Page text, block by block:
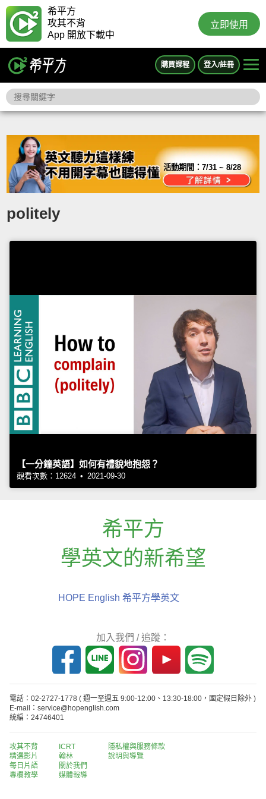
希平方
攻其不背
App 開放下載中
立即使用
購買課程 登入/註冊
活動期間：7/31 ~ 8/28
politely
【一分鐘英語】如何有禮貌地抱怨？
觀看次數：12624 • 2021-09-30
希平方
學英文的新希望
HOPE English 希平方學英文
加入我們 / 追蹤：
電話：02-2727-1778 ( 週一至週五 9:00-12:00、13:30-18:00，國定假日除外 )
E-mail：service@hopenglish.com
統編：24746401
攻其不背
精選影片
每日片語
專欄教學
ICRT
翰林
關於我們
媒體報導
隱私權與服務條款
說明與導覽